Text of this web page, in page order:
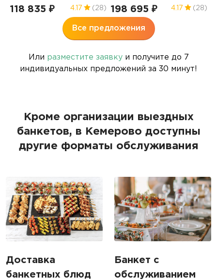
118 835 ₽ 4.17 (28) 198 695 ₽ 4.17 (28)
Все предложения
Или разместите заявкуи получите до 7
индивидуальных предложений за 30 минут!
Кроме организации выездных
банкетов, в Кемерово доступны
другие форматы обслуживания
Доставка
банкетных блюд
Банкет с
обслуживанием